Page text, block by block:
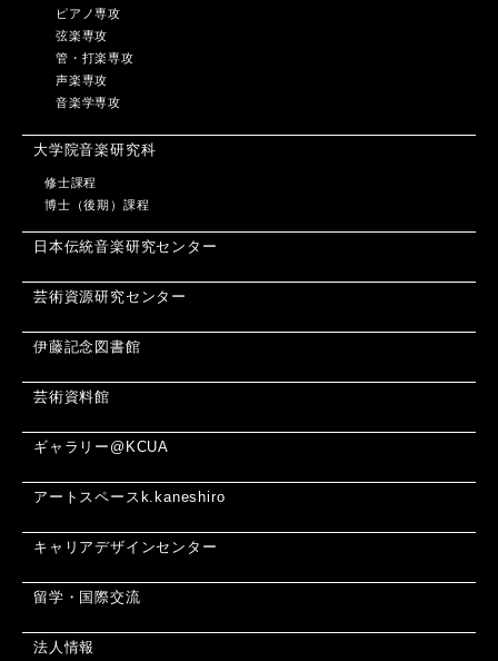
ピアノ専攻
弦楽専攻
管・打楽専攻
声楽専攻
音楽学専攻
大学院音楽研究科
修士課程
博士（後期）課程
日本伝統音楽研究センター
芸術資源研究センター
伊藤記念図書館
芸術資料館
ギャラリー@KCUA
アートスペースk.kaneshiro
キャリアデザインセンター
留学・国際交流
法人情報